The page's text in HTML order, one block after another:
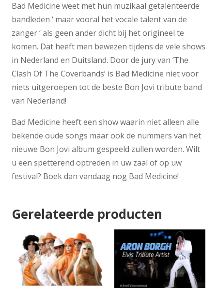
Bad Medicine weet met hun muzikaal getalenteerde
bandleden ‘ maar vooral het vocale talent van de
zanger ‘ als geen ander dicht bij het origineel te
komen. Dat heeft men bewezen tijdens de vele shows
in Nederland en Duitsland. Door de jury van ‘The
Clash Of The Coverbands’ is Bad Medicine niet voor
niets uitgeroepen tot de beste Bon Jovi tribute band
van Nederland!
Bad Medicine heeft een show waarin niet alleen alle
bekende oude songs maar ook de nummers van het
nieuwe Bon Jovi album gespeeld zullen worden. Wilt
u een spetterend optreden in uw zaal of op uw
festival? Boek dan vandaag nog Bad Medicine!
Gerelateerde producten